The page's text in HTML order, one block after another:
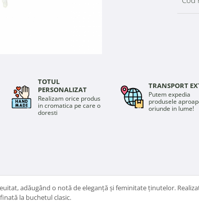
TOTUL
PERSONALIZAT
Realizam orice produs
in cromatica pe care o
doresti
TRANSPORT
Putem expedia
produsele
oriunde in lume!
adăugând o notă de eleganță și feminitate ținutelor.
la buchetul clasic.